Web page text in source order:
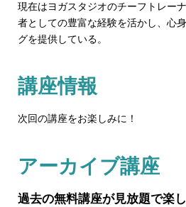
現在はヨガスタジオのチーフトレー
者としての豊富な経験を活かし、心
グを提供している。
講座情報
次回の講座をお楽しみに！
アーカイブ講座
過去の無料講座が見放題で楽